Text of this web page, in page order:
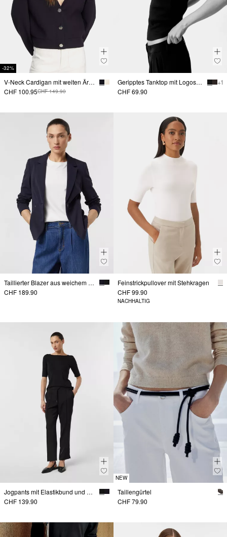
-32%
V-Neck Cardigan mit weiten Ärmeln
CHF 100.95CHF 149.90
Geripptes Tanktop mit Logostickerei
+ 1
CHF 69.90
Taillierter Blazer aus weichem Jersey mit Reißverschlusstaschen
CHF 189.90
Feinstrickpullover mit Stehkragen
CHF 99.90
NACHHALTIG
Jogpants mit Elastikbund und Biesen-Detail
CHF 139.90
NEW
Taillengürtel
CHF 79.90